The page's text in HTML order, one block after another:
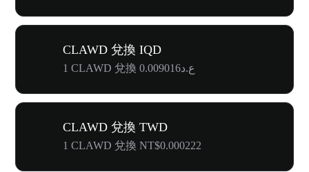
CLAWD 兌換 IQD
1 CLAWD 兌換 ع.د0.009016
CLAWD 兌換 TWD
1 CLAWD 兌換 NT$0.000222